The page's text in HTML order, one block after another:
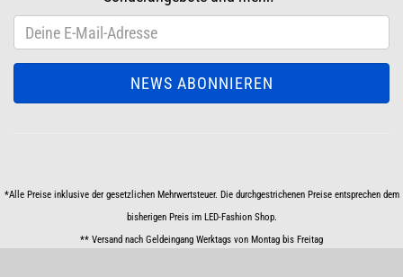
*Alle Preise inklusive der gesetzlichen Mehrwertsteuer. Die durchgestrichenen Preise entsprechen dem
bisherigen Preis im LED-Fashion Shop.
** Versand nach Geldeingang Werktags von Montag bis Freitag